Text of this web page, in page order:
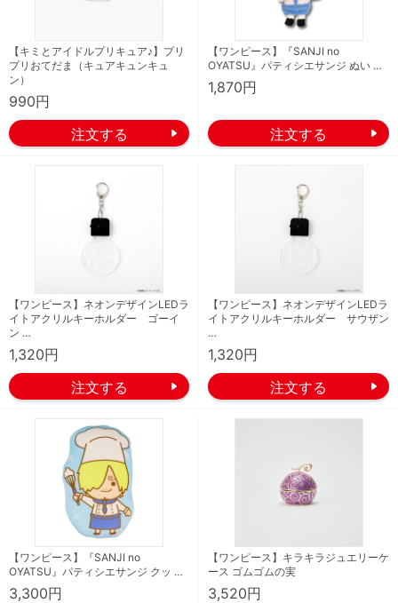
【キミとアイドルプリキュア♪】プリ
プリおてだま（キュアキュンキュ
ン）
990円
【ワンピース】『SANJI no
OYATSU』パティシエサンジ ぬい …
1,870円
【ワンピース】ネオンデザインLEDラ
イトアクリルキーホルダー ゴーイ
ン …
1,320円
【ワンピース】ネオンデザインLEDラ
イトアクリルキーホルダー サウザン
…
1,320円
【ワンピース】『SANJI no
OYATSU』パティシエサンジ クッ …
3,300円
【ワンピース】キラキラジュエリーケ
ース ゴムゴムの実
3,520円